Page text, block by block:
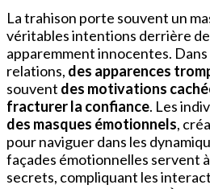
La trahison porte souvent un
véritables intentions derrière
apparemment innocentes. Dans
relations, des apparences
souvent des motivations
fracturer la confiance. Les
des masques émotionnels,
pour naviguer dans les
façades émotionnelles servent
secrets, compliquant les